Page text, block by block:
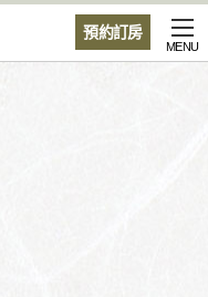
預約訂房
MENU